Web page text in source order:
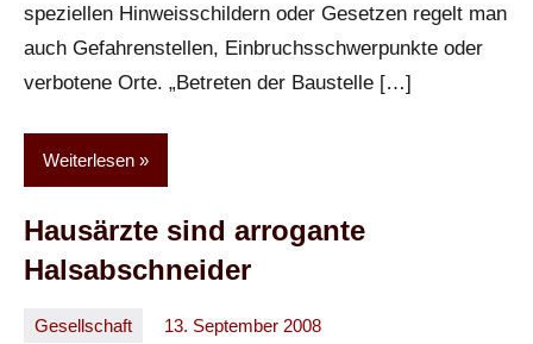
speziellen Hinweisschildern oder Gesetzen regelt man
auch Gefahrenstellen, Einbruchsschwerpunkte oder
verbotene Orte. „Betreten der Baustelle […]
Weiterlesen
Hausärzte sind arrogante
Halsabschneider
Gesellschaft 13. September 2008